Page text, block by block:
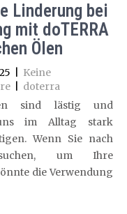
Linderung bei
mit doTERRA
Ölen
Keine
doterra
sind lästig und
im Alltag stark
Wenn Sie nach
um Ihre
die Verwendung